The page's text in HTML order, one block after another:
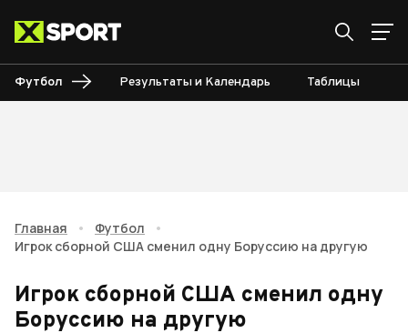
Футбол Результаты и Календарь Таблицы
Главная • Футбол
•
Игрок сборной США сменил одну Боруссию на другую
Игрок сборной США сменил одну
Боруссию на другую